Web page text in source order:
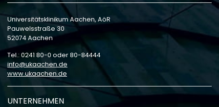
Universitätsklinikum Aachen, AöR
Pauwelsstraße 30
52074 Aachen
Tel.: 0241 80-0 oder 80-84444
info
ukaachen de
www.ukaachen.de
UNTERNEHMEN